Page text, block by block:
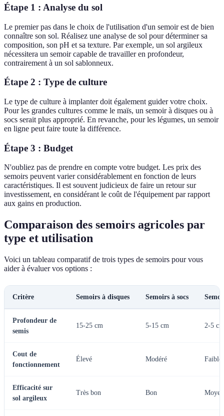
Étape 1 : Analyse du sol
Le premier pas dans le choix de l'utilisation d'un semoir est de bien
connaître son sol. Réalisez une analyse de sol pour déterminer sa
composition, son pH et sa texture. Par exemple, un sol argileux
nécessitera un semoir capable de travailler en profondeur,
contrairement à un sol sablonneux.
Étape 2 : Type de culture
Le type de culture à implanter doit également guider votre choix.
Pour les grandes cultures comme le maïs, un semoir à disques ou à
socs serait plus approprié. En revanche, pour les légumes, un semoir
en ligne peut faire toute la différence.
Étape 3 : Budget
N'oubliez pas de prendre en compte votre budget. Les prix des
semoirs peuvent varier considérablement en fonction de leurs
caractéristiques. Il est souvent judicieux de faire un retour sur
investissement, en considérant le coût de l'équipement par rapport
aux gains en production.
Comparaison des semoirs agricoles par
type et utilisation
Voici un tableau comparatif de trois types de semoirs pour vous
aider à évaluer vos options :
Critère Semoirs à disques Semoirs à socs
Profondeur de
semis
15-25 cm 5-15 cm 2-5 cm
Cout de
fonctionnement
Élevé Modéré Faible
Efficacité sur
sol argileux
Très bon Bon Moyen